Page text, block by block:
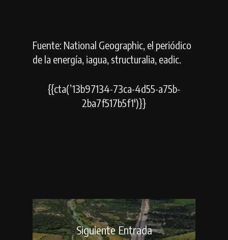
Fuente: National Geographic, el periódico
de la energía, iagua, structuralia, eadic.
{{cta(’13b97134-73ca-4d55-a75b-
2ba7f517b5f1′)}}
Siguiente Entrada